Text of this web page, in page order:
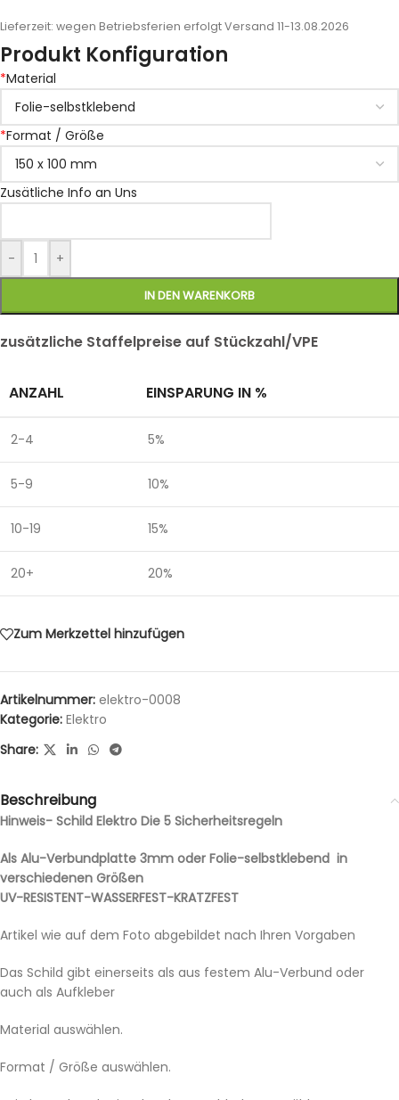
Lieferzeit: wegen Betriebsferien erfolgt Versand 11-13.08.2026
Produkt Konfiguration
*Material
*Format / Größe
Zusätliche Info an Uns
- +
IN DEN WARENKORB
zusätzliche Staffelpreise auf Stückzahl/VPE
ANZAHL EINSPARUNG IN %
2-4 5%
5-9 10%
10-19 15%
20+ 20%
Zum Merkzettel hinzufügen
Artikelnummer: elektro-0008
Kategorie: Elektro
Share:
Beschreibung
Hinweis- Schild Elektro Die 5 Sicherheitsregeln
Als Alu-Verbundplatte 3mm oder Folie-selbstklebend in
verschiedenen Größen
UV-RESISTENT-WASSERFEST-KRATZFEST
Artikel wie auf dem Foto abgebildet nach Ihren Vorgaben
Das Schild gibt einerseits als aus festem Alu-Verbund oder
auch als Aufkleber
Material auswählen.
Format / Größe auswählen.